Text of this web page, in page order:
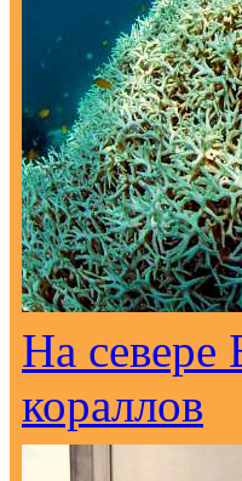
На севере
кораллов